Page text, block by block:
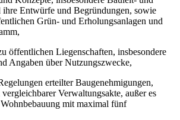
ihre Entwürfe und Begründungen, sowie
Grün- und Erholungsanlagen und
öffentlichen Liegenschaften, insbesondere
Angaben über Nutzungszwecke,
erteilter Baugenehmigungen,
Verwaltungsakte, außer es
mit maximal fünf